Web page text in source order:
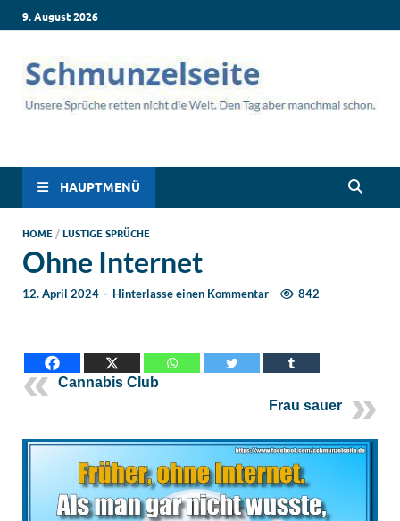
9. August 2026
Schmunzelseite –
Coole lustige Sprüche
für intensives
Schmunzeln
für jede Situation: Leben, Job, Liebe, Geburtstag & mehr. Lachen
ist hier garantiert!
HAUPTMENÜ
HOME /LUSTIGE SPRÜCHE
Ohne Internet
12. April 2024 - Hinterlasse einen Kommentar 842
Cannabis Club
Frau sauer